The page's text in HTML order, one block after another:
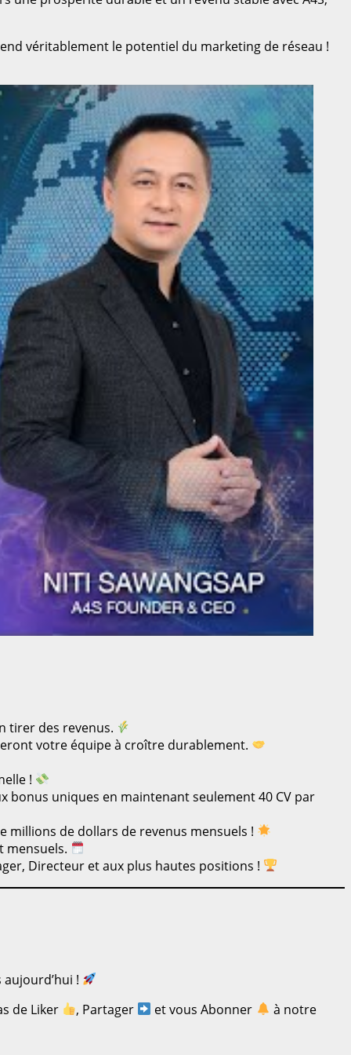
véritablement le potentiel du marketing de réseau !
tirer des revenus.
votre équipe à croître durablement.
!
bonus uniques en maintenant seulement 40 CV par
millions de dollars de revenus mensuels !
mensuels.
Directeur et aux plus hautes positions !
!
de Liker
, Partager et vous Abonner
à notre